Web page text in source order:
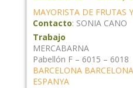
MAYORISTA DE FRUTAS
Contacto: SONIA CANO
Trabajo
MERCABARNA
Pabellón F – 6015 – 6018
BARCELONA BARCELONA
ESPANYA